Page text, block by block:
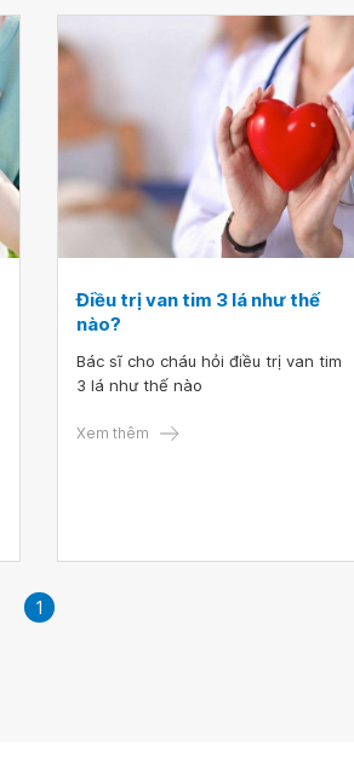
Điều trị van tim 3 lá như thế
nào?
Bác sĩ cho cháu hỏi điều trị van tim
3 lá như thế nào
Xem thêm
1